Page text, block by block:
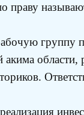
по праву
группу
области,